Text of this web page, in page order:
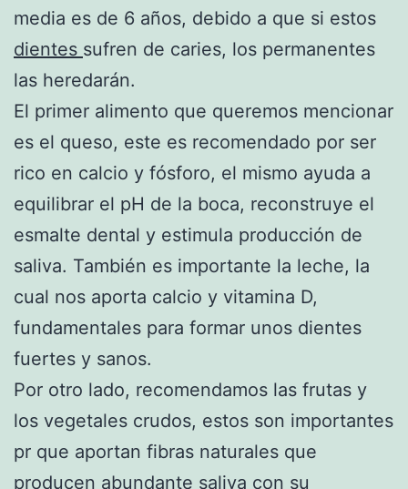
media es de 6 años, debido a que si estos
dientes sufren de caries, los permanentes
las heredarán.
El primer alimento que queremos mencionar
es el queso, este es recomendado por ser
rico en calcio y fósforo, el mismo ayuda a
equilibrar el pH de la boca, reconstruye el
esmalte dental y estimula producción de
saliva. También es importante la leche, la
cual nos aporta calcio y vitamina D,
fundamentales para formar unos dientes
fuertes y sanos.
Por otro lado, recomendamos las frutas y
los vegetales crudos, estos son importantes
pr que aportan fibras naturales que
producen abundante saliva con su